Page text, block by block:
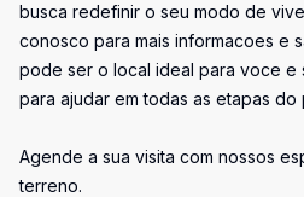
busca redefinir o seu modo de
conosco para mais informacoes e
pode ser o local ideal para voce e
para ajudar em todas as etapas do
Agende a sua visita com nossos
terreno.